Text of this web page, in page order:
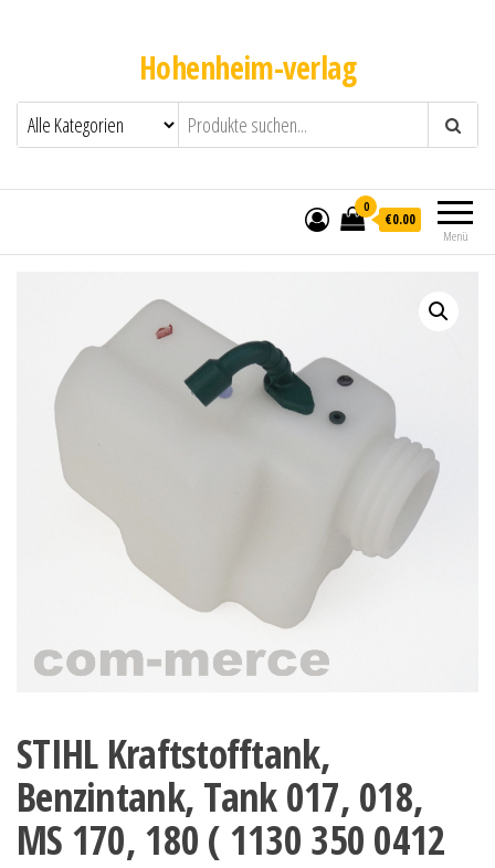
Hohenheim-verlag
Menü
0
€0.00
STIHL Kraftstofftank,
Benzintank, Tank 017, 018,
MS 170, 180 ( 1130 350 0412